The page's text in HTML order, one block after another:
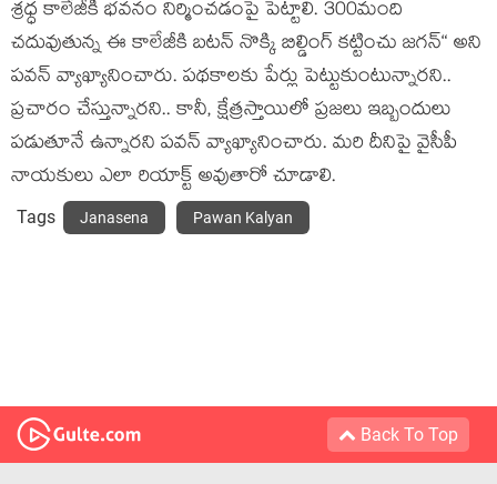
శ్రధ్ధ కాలేజీకి భవనం నిర్మించడంపై పెట్టాలి. 300మంది
చదువుతున్న ఈ కాలేజీకి బటన్ నొక్కి బిల్డింగ్ కట్టించు జగన్“ అని
ప‌వ‌న్ వ్యాఖ్యానించారు. ప‌థ‌కాల‌కు పేర్లు పెట్టుకుంటున్నార‌ని..
ప్ర‌చారం చేస్తున్నార‌ని.. కానీ, క్షేత్ర‌స్తాయిలో ప్ర‌జ‌లు ఇబ్బందులు
ప‌డుతూనే ఉన్నార‌ని ప‌వ‌న్ వ్యాఖ్యానించారు. మ‌రి దీనిపై వైసీపీ
నాయ‌కులు ఎలా రియాక్ట్ అవుతారో చూడాలి.
Tags Janasena Pawan Kalyan
Back To Top